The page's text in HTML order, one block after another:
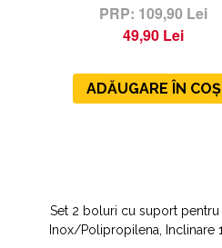
109,90 Lei
49,90 Lei
ADĂUGARE ÎN COȘ